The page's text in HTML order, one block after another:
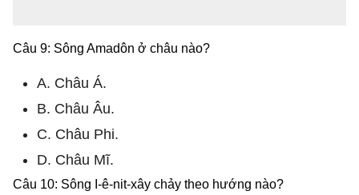
Câu 9: Sông Amadôn ở châu nào?
A. Châu Á.
B. Châu Âu.
C. Châu Phi.
D. Châu Mĩ.
Câu 10: Sông I-ê-nit-xây chảy theo hướng nào?